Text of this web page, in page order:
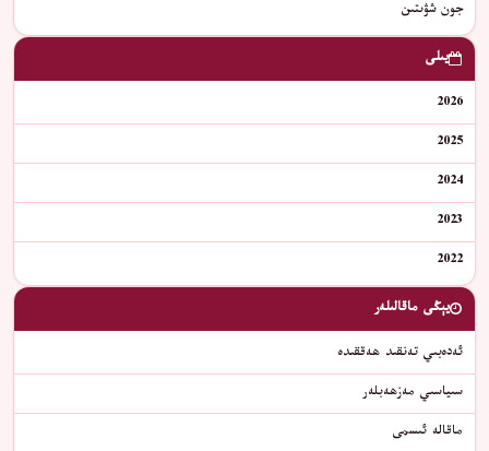
جون شۋىتىن
يىلى
2026
2025
2024
2023
2022
يېڭى ماقالىلەر
ئەدەبىي تەنقىد ھەققىدە
سىياسىي مەزھەبلەر
ماقالە ئىسمى